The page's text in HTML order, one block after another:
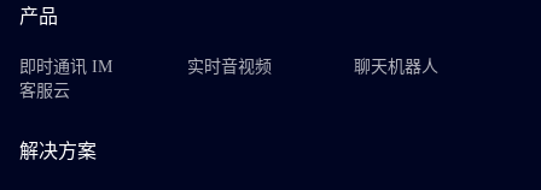
产品
即时通讯 IM 实时音视频
聊天机器人
客服云
解决方案